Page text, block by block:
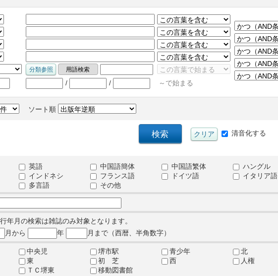
/ / ～で始まる
ソート順
清音化する
英語 中国語簡体 中国語繁体 ハングル
インドネシ フランス語 ドイツ語 イタリア語
多言語 その他
年月の検索は雑誌のみ対象となります。
月から 年 月まで（西暦、半角数字）
中央児 堺市駅 青少年 北
東 初 芝 西 人権
ＴＣ堺東 移動図書館